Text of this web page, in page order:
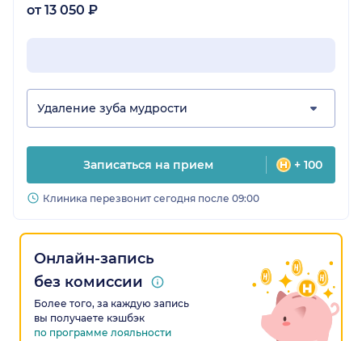
от 13 050 ₽
Удаление зуба мудрости
Записаться на прием + 100
Клиника перезвонит сегодня после 09:00
Онлайн-запись
без комиссии
Более того, за каждую запись
вы получаете кэшбэк
по программе лояльности